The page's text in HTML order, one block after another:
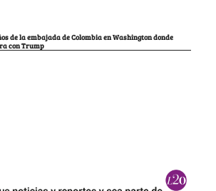
de la embajada de Colombia en Washington donde
con Trump